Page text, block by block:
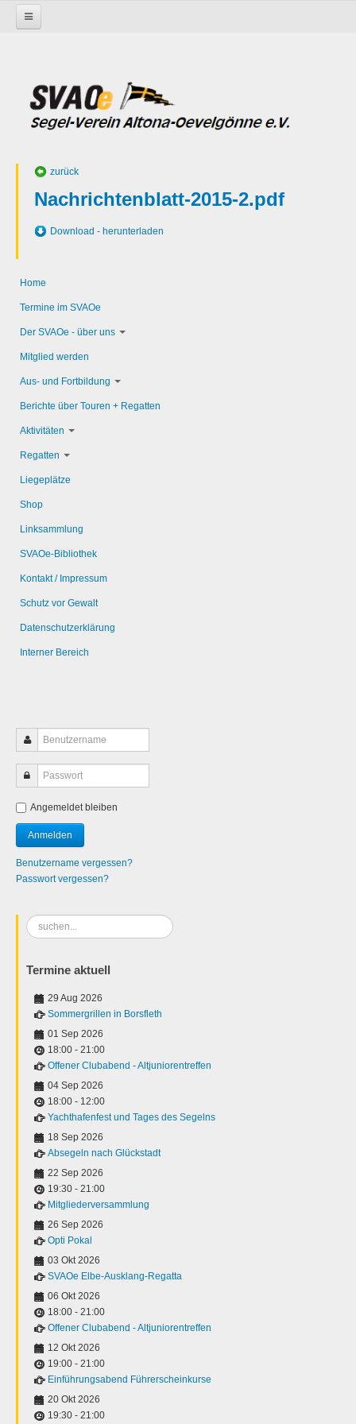
zurück
Nachrichtenblatt-2015-2.pdf
Download - herunterladen
Home
Termine im SVAOe
Der SVAOe - über uns
Mitglied werden
Aus- und Fortbildung
Berichte über Touren + Regatten
Aktivitäten
Regatten
Liegeplätze
Shop
Linksammlung
SVAOe-Bibliothek
Kontakt / Impressum
Schutz vor Gewalt
Datenschutzerklärung
Interner Bereich
Angemeldet bleiben
Benutzername vergessen?
Passwort vergessen?
Suchen
...
Termine aktuell
29 Aug 2026
Sommergrillen in Borsfleth
01 Sep 2026
18:00 - 21:00
Offener Clubabend - Altjuniorentreffen
04 Sep 2026
18:00 - 12:00
Yachthafenfest und Tages des Segelns
18 Sep 2026
Absegeln nach Glückstadt
22 Sep 2026
19:30 - 21:00
Mitgliederversammlung
26 Sep 2026
Opti Pokal
03 Okt 2026
SVAOe Elbe-Ausklang-Regatta
06 Okt 2026
18:00 - 21:00
Offener Clubabend - Altjuniorentreffen
12 Okt 2026
19:00 - 21:00
Einführungsabend Führerscheinkurse
20 Okt 2026
19:30 - 21:00